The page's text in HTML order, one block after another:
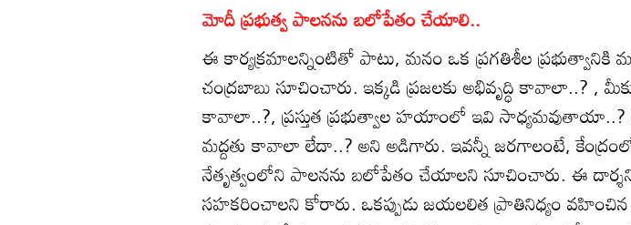
మోదీ ప్రభుత్వ పాలనను బలోపేతం చేయాలి..
ఈ కార్యక్రమాలన్నింటితో పాటు, మనం ఒక ప్రగతిశీల ప్రభుత్వానికి
చంద్రబాబు సూచించారు. ఇక్కడి ప్రజలకు అభివృద్ధి కావాలా..? ,
కావాలా..?, ప్రస్తుత ప్రభుత్వాల హయాంలో ఇవి సాధ్యమవుతాయా..?
మద్దతు కావాలా లేదా..? అని అడిగారు. ఇవన్నీ జరగాలంటే,
నేతృత్వంలోని పాలనను బలోపేతం చేయాలని సూచించారు. ఈ
సహకరించాలని కోరారు. ఒకప్పుడు జయలలిత ప్రాతినిధ్యం